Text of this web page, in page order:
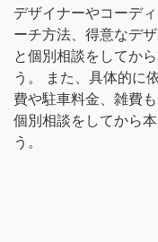
デザイナーやコーデ
ーチ方法、得意なデ
と個別相談をしてか
う。 また、具体的に
費や駐車料金、雑費
個別相談をしてから
う。